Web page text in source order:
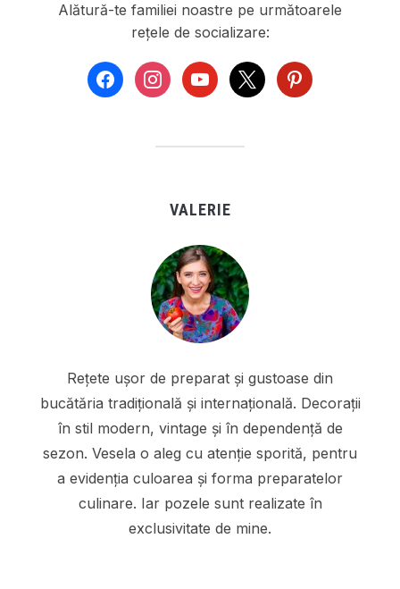
Alătură-te familiei noastre pe următoarele
rețele de socializare:
facebookinstagramyoutube
x pinterest
VALERIE
Rețete ușor de preparat și gustoase din
bucătăria tradițională și internațională. Decorații
în stil modern, vintage și în dependență de
sezon. Vesela o aleg cu atenție sporită, pentru
a evidenția culoarea și forma preparatelor
culinare. Iar pozele sunt realizate în
exclusivitate de mine.